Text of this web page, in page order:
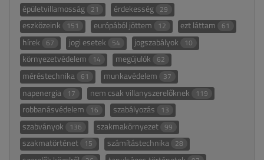
épületvillamosság 21 érdekesség 29
eszközeink 151 európából jöttem 12 ezt láttam 61
hírek 67 jogi esetek 54 jogszabályok 10
környezetvédelem 14 megújulók 62
méréstechnika 61 munkavédelem 37
napenergia 17 nem csak villanyszerelőknek 119
robbanásvédelem 16 szabályozás 13
szabványok 136 szakmakörnyezet 99
szakmatörténet 15 számítástechnika 28